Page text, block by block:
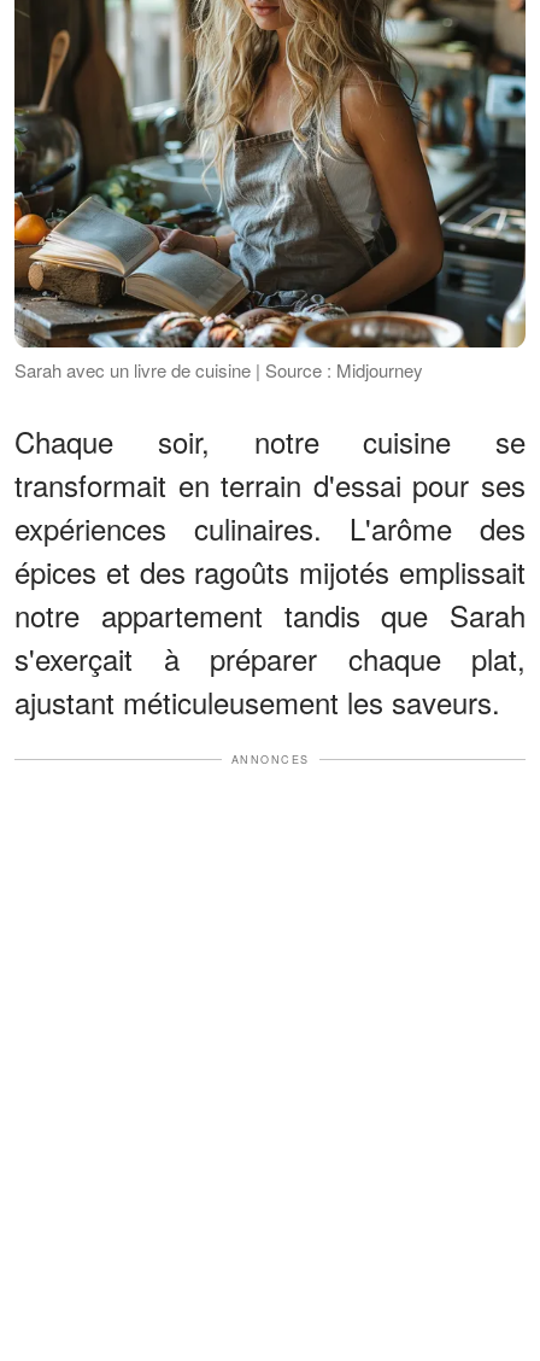
Sarah avec un livre de cuisine | Source : Midjourney
Chaque soir, notre cuisine se
transformait en terrain d'essai pour ses
expériences culinaires. L'arôme des
épices et des ragoûts mijotés emplissait
notre appartement tandis que Sarah
s'exerçait à préparer chaque plat,
ajustant méticuleusement les saveurs.
ANNONCES